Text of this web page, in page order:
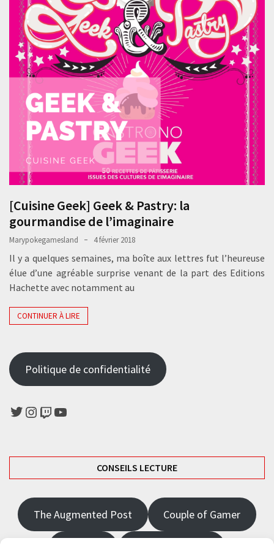
[Cuisine Geek] Geek & Pastry: la
gourmandise de l’imaginaire
Marypokegamesland 4 février 2018
Il y a quelques semaines, ma boîte aux lettres fut l’heureuse
élue d’une agréable surprise venant de la part des Editions
Hachette avec notamment au
CONTINUER À LIRE
Politique de confidentialité
Twitter
Instagram
TwitchYouTube
CONSEILS LECTURE
The Augmented Post Couple of Gamer